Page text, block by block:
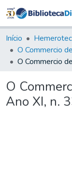
Início
O Commercio
O
Ano XI, n.